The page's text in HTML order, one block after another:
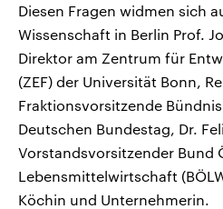
Diesen Fragen widmen sich
Wissenschaft in Berlin Prof.
Direktor am Zentrum für
(ZEF) der Universität Bonn,
Fraktionsvorsitzende
Deutschen Bundestag, Dr.
Vorstandsvorsitzender Bund
Lebensmittelwirtschaft
Köchin und Unternehmerin.